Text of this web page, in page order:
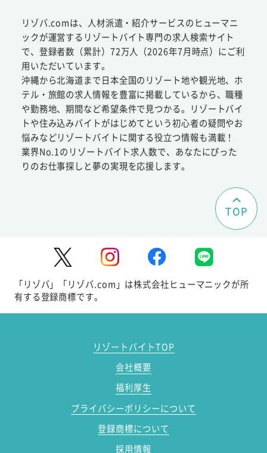
リゾバ.comは、人材派遣・紹介サービスのヒューマニ
ックが運営するリゾートバイト専門の求人検索サイト
で、登録者数（累計）72万人（2026年7月時点）にご利
用いただいています。
沖縄から北海道まで日本全国のリゾート地や観光地、ホ
テル・旅館の求人情報を豊富に掲載しているから、職種
や勤務地、期間など希望条件で見つかる。リゾートバイ
トや住み込みバイトがはじめてという初心者の疑問やお
悩みなどリゾートバイトに関する役立つ情報も満載！
業界No.1のリゾートバイト求人数で、あなたにぴった
りのお仕事探しと夢の実現を応援します。
TOP
「リゾバ」「リゾバ.com」は株式会社ヒューマニックが所
有する登録商標です。
リゾートバイトTOP
会社概要
福利厚生
プライバシーポリシーについて
登録商標について
採用情報